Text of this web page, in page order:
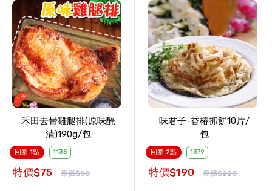
禾田去骨雞腿排(原味醃
漬)190g/包
回饋 1點 1138
特價$75 原價$90
味君子-香椿抓餅10片/
包
回饋 2點 1379
特價$190 原價$220